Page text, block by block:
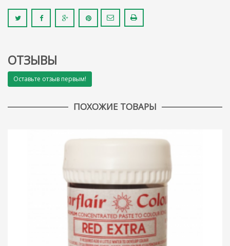
ОТЗЫВЫ
Оставьте отзыв первым!
ПОХОЖИЕ ТОВАРЫ